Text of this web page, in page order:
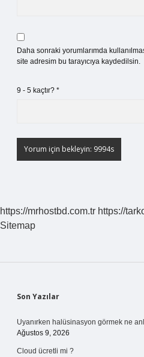
Daha sonraki yorumlarımda
site adresim bu tarayıcıya kaydedilsin.
9 - 5 kaçtır? *
https://mrhostbd.com.tr https://
Sitemap
Sidebar
Son Yazılar
Uyanırken halüsinasyon görmek ne
Ağustos 9, 2026
Cloud ücretli mi ?